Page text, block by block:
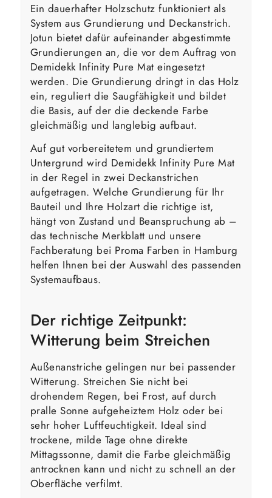
Ein dauerhafter Holzschutz funktioniert als
System aus Grundierung und Deckanstrich.
Jotun bietet dafür aufeinander abgestimmte
Grundierungen an, die vor dem Auftrag von
Demidekk Infinity Pure Mat eingesetzt
werden. Die Grundierung dringt in das Holz
ein, reguliert die Saugfähigkeit und bildet
die Basis, auf der die deckende Farbe
gleichmäßig und langlebig aufbaut.
Auf gut vorbereitetem und grundiertem
Untergrund wird Demidekk Infinity Pure Mat
in der Regel in zwei Deckanstrichen
aufgetragen. Welche Grundierung für Ihr
Bauteil und Ihre Holzart die richtige ist,
hängt von Zustand und Beanspruchung ab –
das technische Merkblatt und unsere
Fachberatung bei Proma Farben in Hamburg
helfen Ihnen bei der Auswahl des passenden
Systemaufbaus.
Der richtige Zeitpunkt:
Witterung beim Streichen
Außenanstriche gelingen nur bei passender
Witterung. Streichen Sie nicht bei
drohendem Regen, bei Frost, auf durch
pralle Sonne aufgeheiztem Holz oder bei
sehr hoher Luftfeuchtigkeit. Ideal sind
trockene, milde Tage ohne direkte
Mittagssonne, damit die Farbe gleichmäßig
antrocknen kann und nicht zu schnell an der
Oberfläche verfilmt.